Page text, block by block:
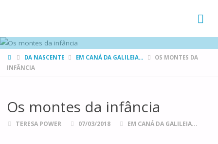
HOMEDA NASCENTE EM CANÁ DA GALILEIA...
OS MONTES DA
INFÂNCIA
Os montes da infância
TERESA POWER 07/03/2018 EM CANÁ DA GALILEIA...